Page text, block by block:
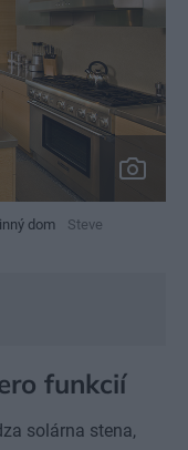
dom
Steve
funkcií
solárna stena,